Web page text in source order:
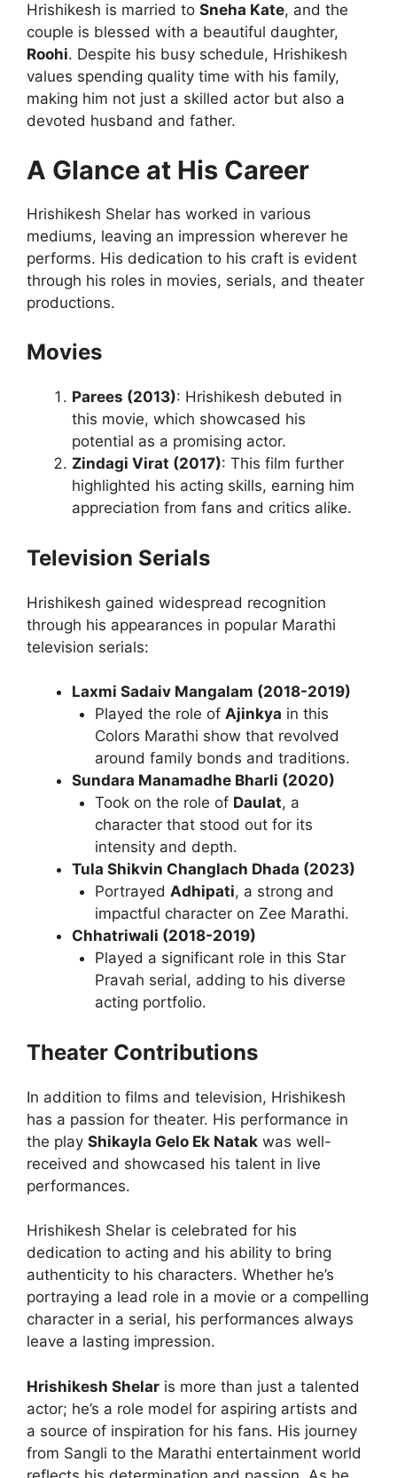
Hrishikesh is married to Sneha Kate, and the
couple is blessed with a beautiful daughter,
Roohi. Despite his busy schedule, Hrishikesh
values spending quality time with his family,
making him not just a skilled actor but also a
devoted husband and father.
A Glance at His Career
Hrishikesh Shelar has worked in various
mediums, leaving an impression wherever he
performs. His dedication to his craft is evident
through his roles in movies, serials, and theater
productions.
Movies
Parees (2013): Hrishikesh debuted in
this movie, which showcased his
potential as a promising actor.
Zindagi Virat (2017): This film further
highlighted his acting skills, earning him
appreciation from fans and critics alike.
Television Serials
Hrishikesh gained widespread recognition
through his appearances in popular Marathi
television serials:
Laxmi Sadaiv Mangalam (2018-2019)
Played the role of Ajinkya in this
Colors Marathi show that revolved
around family bonds and traditions.
Sundara Manamadhe Bharli (2020)
Took on the role of Daulat, a
character that stood out for its
intensity and depth.
Tula Shikvin Changlach Dhada (2023)
Portrayed Adhipati, a strong and
impactful character on Zee Marathi.
Chhatriwali (2018-2019)
Played a significant role in this Star
Pravah serial, adding to his diverse
acting portfolio.
Theater Contributions
In addition to films and television, Hrishikesh
has a passion for theater. His performance in
the play Shikayla Gelo Ek Natak was well-
received and showcased his talent in live
performances.
Hrishikesh Shelar is celebrated for his
dedication to acting and his ability to bring
authenticity to his characters. Whether he’s
portraying a lead role in a movie or a compelling
character in a serial, his performances always
leave a lasting impression.
Hrishikesh Shelar is more than just a talented
actor; he’s a role model for aspiring artists and
a source of inspiration for his fans. His journey
from Sangli to the Marathi entertainment world